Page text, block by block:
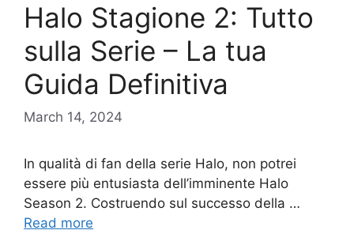
Halo Stagione 2: Tutto
sulla Serie – La tua
Guida Definitiva
March 14, 2024
In qualità di fan della serie Halo, non potrei
essere più entusiasta dell’imminente Halo
Season 2. Costruendo sul successo della …
Read more